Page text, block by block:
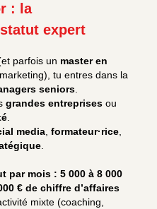
: la
expert
parfois un master en
tu entres dans la
seniors.
grandes entreprises ou
.
media, formateur·rice,
.
par mois : 5 000 à 8 000
€ de chiffre d’affaires
mixte (coaching,